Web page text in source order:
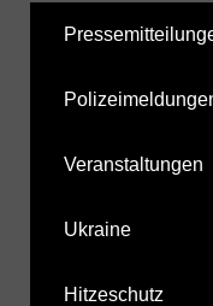
Veranstaltungen
Ukraine
Hitzeschutz